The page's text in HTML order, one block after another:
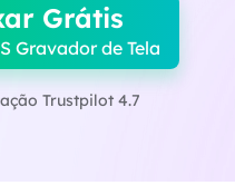
Grátis
Gravador de Tela
Trustpilot 4.7